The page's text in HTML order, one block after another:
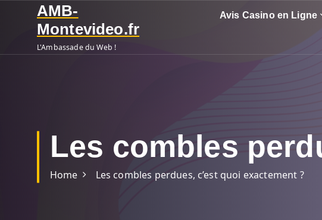
p
AMB-
Montevideo.fr
L'Ambassade du Web !
Avis Casino en Ligne
Les combles
Home Les combles perdues, c’est quoi exactement ?